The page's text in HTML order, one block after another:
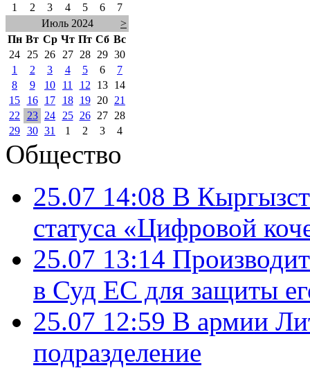
1
2 3 4 5 6
7
Июль 2024
>
Пн Вт Ср Чт Пт Сб Вс
24
25 26 27 28 29 30
1
2 3 4 5 6
7
8
9 10 11 12 13
14
15
16 17 18 19 20
21
22
23 24 25 26 27
28
29 30 31 1 2 3 4
Общество
25.07 14:08 В
статуса «Цифровой
25.07 13:14
в Суд ЕС для защиты
25.07 12:59 В армии
подразделение